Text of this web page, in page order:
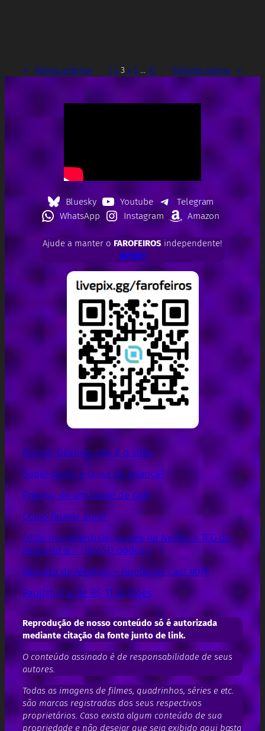
← Página anterior 1 2 3 4 5 … 10 Próxima página →
Bluesky Youtube
Telegram
WhatsApp
Instagram Amazon
Ajude a manter o FAROFEIROSindependente!
APOIE!
Doutor Destino não é o vilão
Super-herói é coisa de criança?
Preciso de um balde de café
Como farmar aura?
Little Incrementisle, games na Netflix e TCG de
Palworld e + | WASD podcast
Patriota de Mentira – Farofeiros Cast #079
Paulistinha de R$ 11 milhões
Reprodução de nosso conteúdo só é autorizada
mediante citação da fonte junto de link.
O conteúdo assinado é de responsabilidade de seus
autores.
Todas as imagens de filmes, quadrinhos, séries e etc.
são marcas registradas dos seus respectivos
proprietários. Caso exista algum conteúdo de sua
propriedade e não desejar que seja exibido aqui basta